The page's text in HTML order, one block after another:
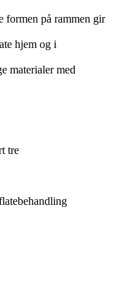
formen på rammen gir
hjem og i
materialer med
tre